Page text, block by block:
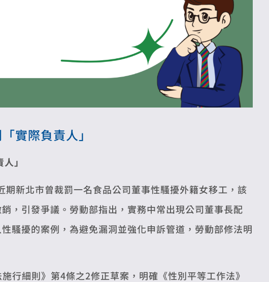
「實際負責人」
人」
期新北市曾裁罰一名食品公司董事性騷擾外籍女移工，該
，引發爭議。勞動部指出，實務中常出現公司董事長配
騷擾的案例，為避免漏洞並強化申訴管道，勞動部修法明
行細則》第4條之2修正草案，明確《性別平等工作法》